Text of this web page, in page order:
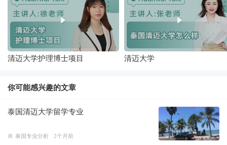
清迈大学护理博士项目 清迈大学
你可能感兴趣的文章
泰国清迈大学留学专业
泰国专业分析 2个月前